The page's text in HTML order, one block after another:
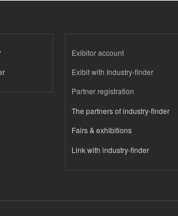
Exibitor account
Exibit with Industry-finder
Partner registration
The partners of industry-finder
Fairs & exhibitions
Link with industry-finder